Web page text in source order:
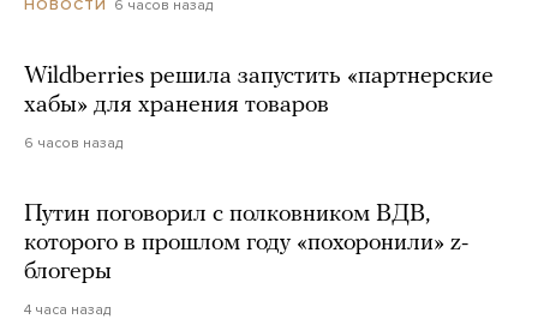
НОВОСТИ 6 часов назад
Wildberries решила запустить «партнерские
хабы» для хранения товаров
6 часов назад
Путин поговорил с полковником ВДВ,
которого в прошлом году «похоронили» z-
блогеры
4 часа назад